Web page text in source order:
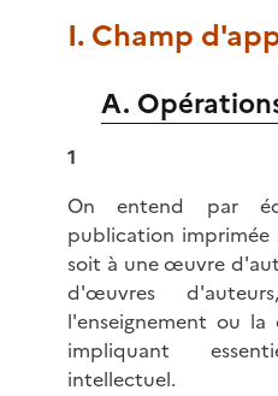
I. Champ
A.
1
On entend par
publication
soit à une œuvre
d'œuvres
l'enseignement ou
impliquant
intellectuel.